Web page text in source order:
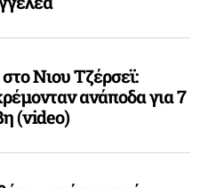
Νιου Τζέρσεϊ:
ανάποδα για 7
(video)